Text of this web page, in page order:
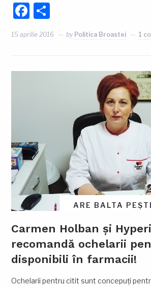
Facebook
15 aprilie 2016 by Politica Broastei 1
ARE BALTA
Carmen Holban și
recomandă ochelarii
disponibili în farmacii!
Ochelarii pentru citit sunt concepuți